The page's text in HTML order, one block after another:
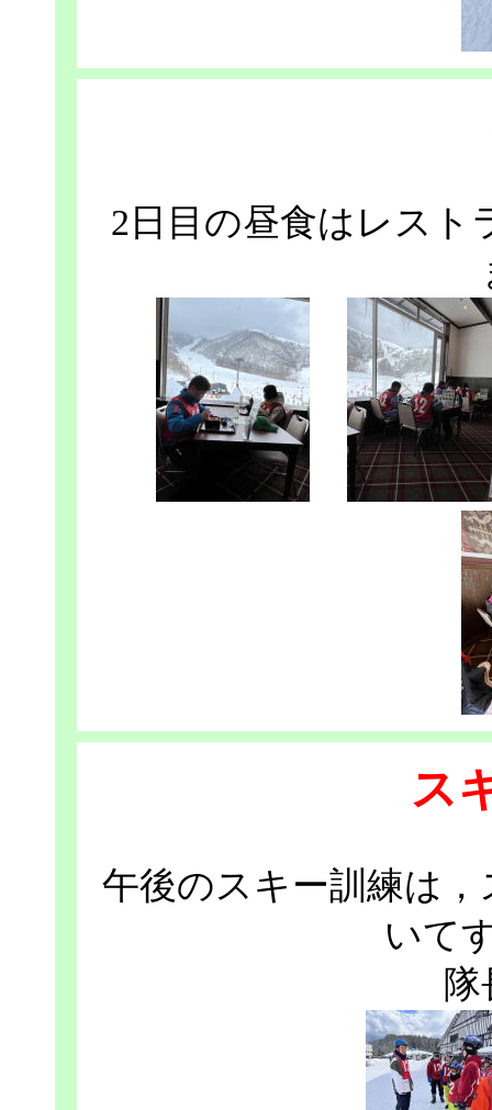
2日目の昼食はレスト
ス
午後のスキー訓練は
いて